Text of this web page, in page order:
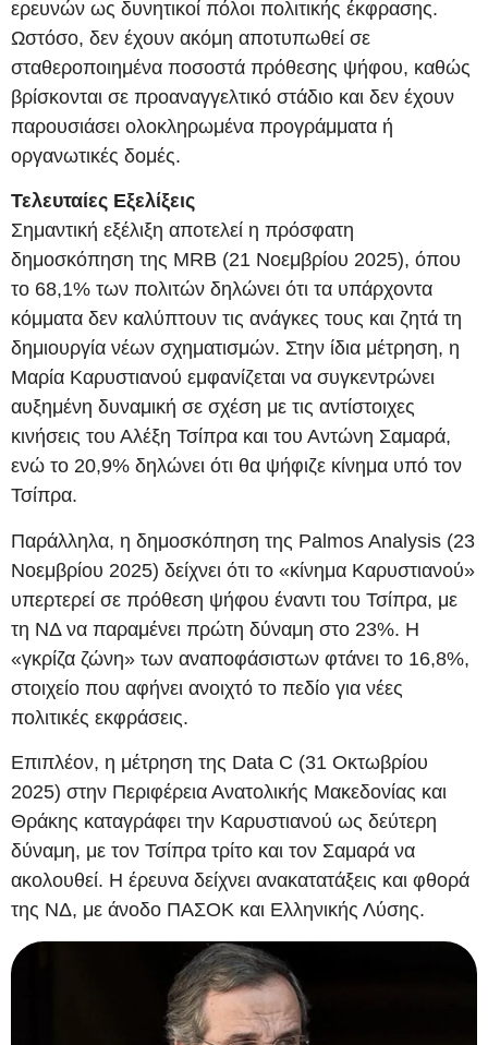
ερευνών ως δυνητικοί πόλοι πολιτικής έκφρασης.
Ωστόσο, δεν έχουν ακόμη αποτυπωθεί σε
σταθεροποιημένα ποσοστά πρόθεσης ψήφου, καθώς
βρίσκονται σε προαναγγελτικό στάδιο και δεν έχουν
παρουσιάσει ολοκληρωμένα προγράμματα ή
οργανωτικές δομές.
Τελευταίες Εξελίξεις
Σημαντική εξέλιξη αποτελεί η πρόσφατη
δημοσκόπηση της MRB (21 Νοεμβρίου 2025), όπου
το 68,1% των πολιτών δηλώνει ότι τα υπάρχοντα
κόμματα δεν καλύπτουν τις ανάγκες τους και ζητά τη
δημιουργία νέων σχηματισμών. Στην ίδια μέτρηση, η
Μαρία Καρυστιανού εμφανίζεται να συγκεντρώνει
αυξημένη δυναμική σε σχέση με τις αντίστοιχες
κινήσεις του Αλέξη Τσίπρα και του Αντώνη Σαμαρά,
ενώ το 20,9% δηλώνει ότι θα ψήφιζε κίνημα υπό τον
Τσίπρα.
Παράλληλα, η δημοσκόπηση της Palmos Analysis (23
Νοεμβρίου 2025) δείχνει ότι το «κίνημα Καρυστιανού»
υπερτερεί σε πρόθεση ψήφου έναντι του Τσίπρα, με
τη ΝΔ να παραμένει πρώτη δύναμη στο 23%. Η
«γκρίζα ζώνη» των αναποφάσιστων φτάνει το 16,8%,
στοιχείο που αφήνει ανοιχτό το πεδίο για νέες
πολιτικές εκφράσεις.
Επιπλέον, η μέτρηση της Data C (31 Οκτωβρίου
2025) στην Περιφέρεια Ανατολικής Μακεδονίας και
Θράκης καταγράφει την Καρυστιανού ως δεύτερη
δύναμη, με τον Τσίπρα τρίτο και τον Σαμαρά να
ακολουθεί. Η έρευνα δείχνει ανακατατάξεις και φθορά
της ΝΔ, με άνοδο ΠΑΣΟΚ και Ελληνικής Λύσης.